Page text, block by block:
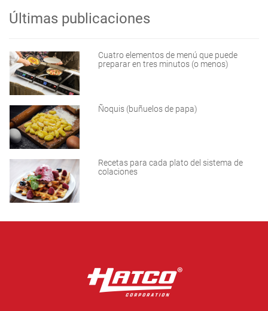
Últimas publicaciones
Cuatro elementos de menú que puede
preparar en tres minutos (o menos)
Ñoquis (buñuelos de papa)
Recetas para cada plato del sistema de
colaciones